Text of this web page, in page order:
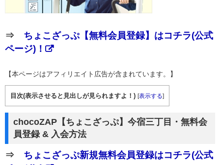
⇒ ちょこざっぷ【無料会員登録】はコチラ(公式
ページ)！
【本ページはアフィリエイト広告が含まれています。】
目次(表示させると見出しが見られますよ！) [表示する]
chocoZAP【ちょこざっぷ】今宿三丁目・無料会
員登録 & 入会方法
⇒ ちょこざっぷ新規無料会員登録はコチラ(公式